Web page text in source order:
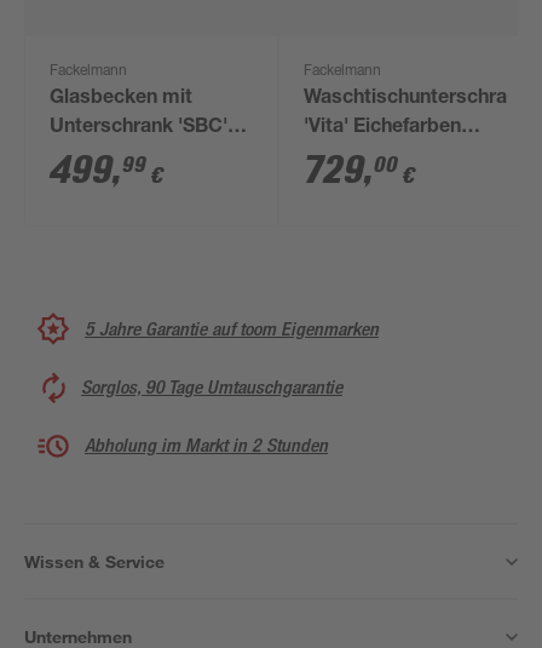
Fackelmann
Glasbecken mit
Unterschrank 'SBC'
Hahnloch rechts
grau/Eschefarben 45
499,99 €
Fackelmann
Waschtischunterschrank
'Vita' Eichefarben
Braun/schwarz links
128,7 x 51,6 x 46,5 cm
729,00 €
5 Jahre Garantie auf toom Eigenmarken
Sorglos, 90 Tage Umtauschgarantie
Abholung im Markt in 2 Stunden
Wissen & Service
Unternehmen